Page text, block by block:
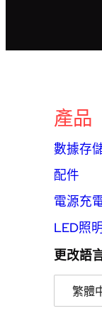
產品
數據存
配件
電源充
LED照明
更改語
繁體